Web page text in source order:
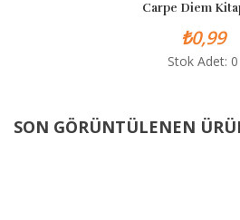
Carpe Diem
₺0,99
Stok Adet: 0
SON GÖRÜNTÜLENEN